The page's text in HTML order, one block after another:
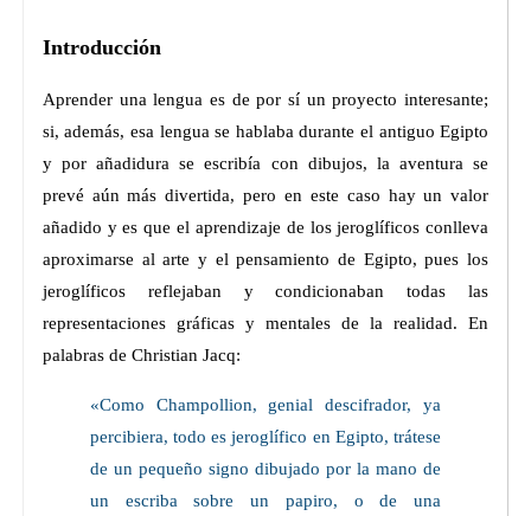
Introducción
Aprender una lengua es de por sí un proyecto interesante;
si, además, esa lengua se hablaba durante el antiguo Egipto
y por añadidura se escribía con dibujos, la aventura se
prevé aún más divertida, pero en este caso hay un valor
añadido y es que el aprendizaje de los jeroglíficos conlleva
aproximarse al arte y el pensamiento de Egipto, pues los
jeroglíficos reflejaban y condicionaban todas las
representaciones gráficas y mentales de la realidad. En
palabras de Christian Jacq:
«Como Champollion, genial descifrador, ya
percibiera, todo es jeroglífico en Egipto, trátese
de un pequeño signo dibujado por la mano de
un escriba sobre un papiro, o de una